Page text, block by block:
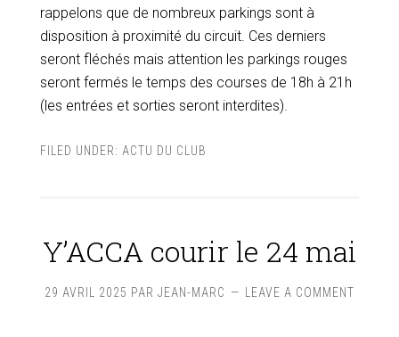
rappelons que de nombreux parkings sont à
disposition à proximité du circuit. Ces derniers
seront fléchés mais attention les parkings rouges
seront fermés le temps des courses de 18h à 21h
(les entrées et sorties seront interdites).
FILED UNDER: ACTU DU CLUB
Y’ACCA courir le 24 mai
29 AVRIL 2025 PAR JEAN-MARC LEAVE A COMMENT